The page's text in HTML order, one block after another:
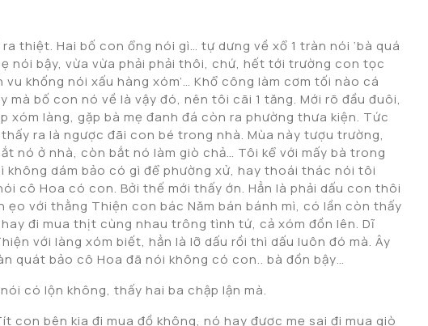
thiệt. Hai bố con ổng nói gì… tự dưng về xổ 1 tràn nói ‘bà quá
nói bậy, vừa vừa phải phải thôi, chứ, hết tới trường con tọc
khống nói xấu hàng xóm’… Khổ công làm cơm tối nào cá
mà bố con nó về là vậy đó, nên tôi cãi 1 tăng. Mới rõ đầu đuôi,
xóm làng, gặp bà mẹ đanh đá còn ra phường thưa kiện. Tức
ra là ngược đãi con bé trong nhà. Mùa này tượu trường,
nó ở nhà, còn bắt nó làm giò chả… Tôi kể với mấy bà trong
không dám bảo có gì để phường xử, hay thoái thác nói tôi
cô Hoa có con. Bởi thế mới thấy ớn. Hẳn là phải dấu con thôi
ẹo với thằng Thiện con bác Năm bán bánh mì, có lần còn thấy
đi mua thịt cùng nhau trông tình tứ, cả xóm đồn lên. Dĩ
với làng xóm biết, hẳn là lỡ dấu rồi thì dấu luôn đó mà. Ây
quát bảo cô Hoa đã nói không có con.. bà đồn bậy…
có lộn không, thấy hai ba chập lận mà.
con bên kia đi mua đồ không, nó hay được mẹ sai đi mua giò